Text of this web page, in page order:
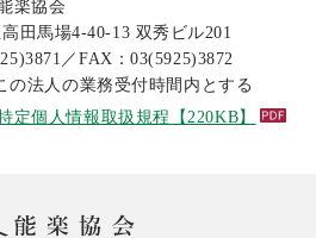
楽協会
田馬場4-40-13 双秀ビル201
／FAX：03(5925)3872
の法人の業務受付時間内とする
個人情報取扱規程【220KB】